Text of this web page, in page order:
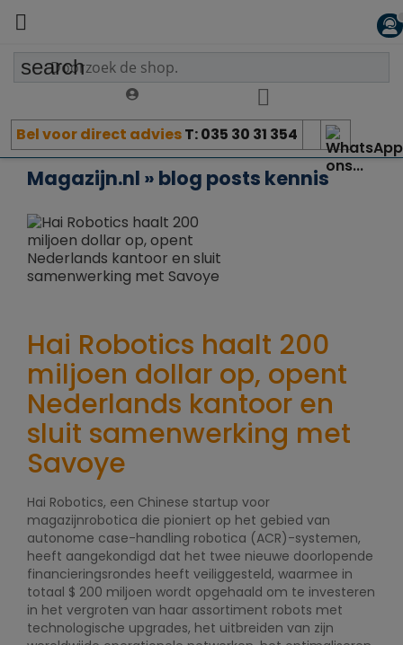

search
Bel voor direct adviesT: 035 30 31 354
Magazijn.nl » blog posts kennis
Hai Robotics haalt 200
miljoen dollar op, opent
Nederlands kantoor en
sluit samenwerking met
Savoye
Hai Robotics, een Chinese startup voor
magazijnrobotica die pioniert op het gebied van
autonome case-handling robotica (ACR)-systemen,
heeft aangekondigd dat het twee nieuwe doorlopende
financieringsrondes heeft veiliggesteld, waarmee in
totaal $ 200 miljoen wordt opgehaald om te investeren
in het vergroten van haar assortiment robots met
technologische upgrades, het uitbreiden van zijn